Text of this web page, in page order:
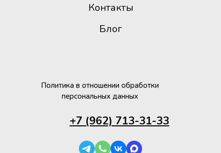
Политика в отношении обработки
персональных данных
Контакты
Блог
+7 (962) 713-31-33